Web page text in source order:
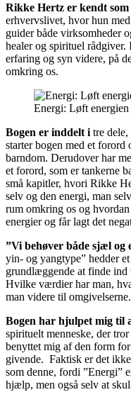
Rikke Hertz er kendt som
erhvervslivet, hvor hun
guider både virksomheder
healer og spirituel
erfaring og syn videre, på
omkring os.
Energi: Løft
Bogen er inddelt i tre
starter bogen med et forord
barndom. Derudover har
et forord, som er tankerne
små kapitler, hvori Rikke
selv og den energi, man
rum omkring os og
energier og får lagt det
”Vi behøver både sjæl og
yin- og yangtype” hedder
grundlæggende at finde ind
Hvilke værdier har man,
man videre til omgivelserne.
Bogen har hjulpet mig til
spirituelt menneske, der
benyttet mig af den form
givende. Faktisk er det
som denne, fordi ”Energi”
hjælp, men også selv at